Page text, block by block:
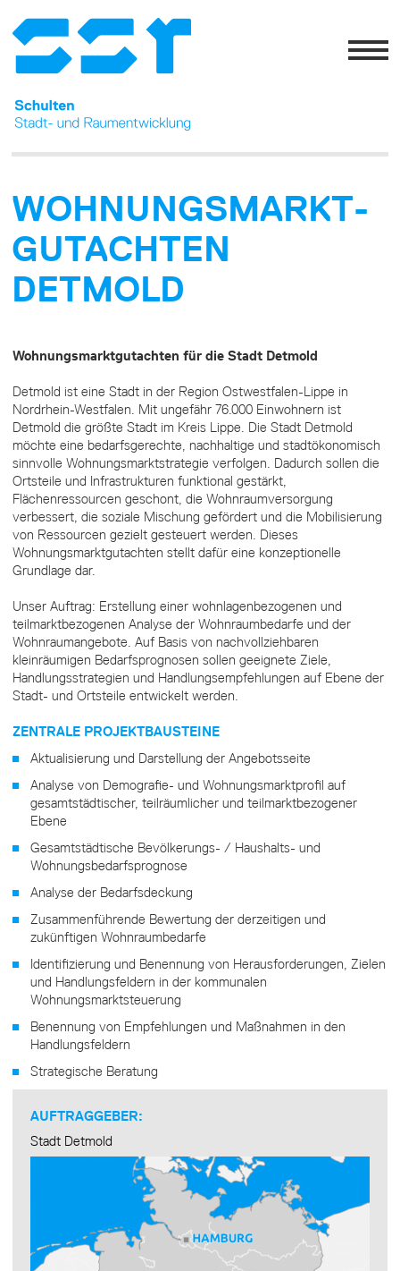
WOHNUNGS­MARKT­
GUTACHTEN
DETMOLD
Wohnungsmarktgutachten für die Stadt Detmold
Detmold ist eine Stadt in der Region Ostwestfalen-Lippe in
Nordrhein-Westfalen. Mit ungefähr 76.000 Einwohnern ist
Detmold die größte Stadt im Kreis Lippe. Die Stadt Detmold
möchte eine bedarfsgerechte, nachhaltige und stadtökonomisch
sinnvolle Wohnungsmarktstrategie verfolgen. Dadurch sollen die
Ortsteile und Infrastrukturen funktional gestärkt,
Flächenressourcen geschont, die Wohnraumversorgung
verbessert, die soziale Mischung gefördert und die Mobilisierung
von Ressourcen gezielt gesteuert werden. Dieses
Wohnungsmarktgutachten stellt dafür eine konzeptionelle
Grundlage dar.
Unser Auftrag: Erstellung einer wohnlagenbezogenen und
teilmarktbezogenen Analyse der Wohnraumbedarfe und der
Wohnraumangebote. Auf Basis von nachvollziehbaren
kleinräumigen Bedarfsprognosen sollen geeignete Ziele,
Handlungsstrategien und Handlungsempfehlungen auf Ebene der
Stadt- und Ortsteile entwickelt werden.
ZENTRALE PROJEKTBAUSTEINE
Aktualisierung und Darstellung der Angebotsseite
Analyse von Demografie- und Wohnungsmarktprofil auf
gesamtstädtischer, teilräumlicher und teilmarktbezogener
Ebene
Gesamtstädtische Bevölkerungs- / Haushalts- und
Wohnungsbedarfsprognose
Analyse der Bedarfsdeckung
Zusammenführende Bewertung der derzeitigen und
zukünftigen Wohnraumbedarfe
Identifizierung und Benennung von Herausforderungen, Zielen
und Handlungsfeldern in der kommunalen
Wohnungsmarktsteuerung
Benennung von Empfehlungen und Maßnahmen in den
Handlungsfeldern
Strategische Beratung
AUFTRAGGEBER:
Stadt Detmold